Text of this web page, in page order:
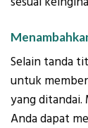
Selain tanda
untuk
yang ditandai.
Anda dapat